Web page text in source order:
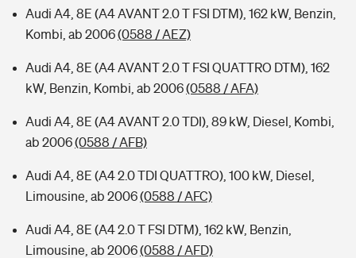
Audi A4, 8E (A4 AVANT 2.0 T FSI DTM), 162 kW, Benzin,
Kombi, ab 2006(0588 / AEZ)
Audi A4, 8E (A4 AVANT 2.0 T FSI QUATTRO DTM), 162
kW, Benzin, Kombi, ab 2006(0588 / AFA)
Audi A4, 8E (A4 AVANT 2.0 TDI), 89 kW, Diesel, Kombi,
ab 2006(0588 / AFB)
Audi A4, 8E (A4 2.0 TDI QUATTRO), 100 kW, Diesel,
Limousine, ab 2006(0588 / AFC)
Audi A4, 8E (A4 2.0 T FSI DTM), 162 kW, Benzin,
Limousine, ab 2006(0588 / AFD)